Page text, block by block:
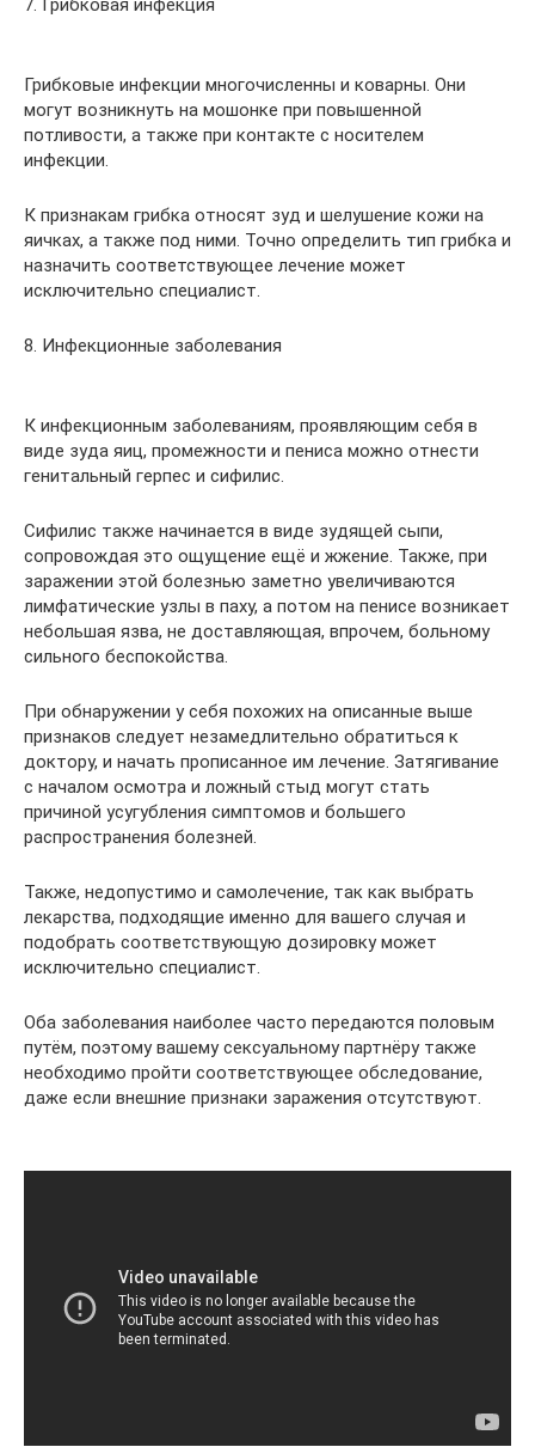
Грибковые инфекции многочисленны и коварны. Они
могут возникнуть на мошонке при повышенной
потливости, а также при контакте с носителем
инфекции.
К признакам грибка относят зуд и шелушение кожи на
яичках, а также под ними. Точно определить тип грибка и
назначить соответствующее лечение может
исключительно специалист.
8. Инфекционные заболевания
К инфекционным заболеваниям, проявляющим себя в
виде зуда яиц, промежности и пениса можно отнести
генитальный герпес и сифилис.
Сифилис также начинается в виде зудящей сыпи,
сопровождая это ощущение ещё и жжение. Также, при
заражении этой болезнью заметно увеличиваются
лимфатические узлы в паху, а потом на пенисе возникает
небольшая язва, не доставляющая, впрочем, больному
сильного беспокойства.
При обнаружении у себя похожих на описанные выше
признаков следует незамедлительно обратиться к
доктору, и начать прописанное им лечение. Затягивание
с началом осмотра и ложный стыд могут стать
причиной усугубления симптомов и большего
распространения болезней.
Также, недопустимо и самолечение, так как выбрать
лекарства, подходящие именно для вашего случая и
подобрать соответствующую дозировку может
исключительно специалист.
Оба заболевания наиболее часто передаются половым
путём, поэтому вашему сексуальному партнёру также
необходимо пройти соответствующее обследование,
даже если внешние признаки заражения отсутствуют.